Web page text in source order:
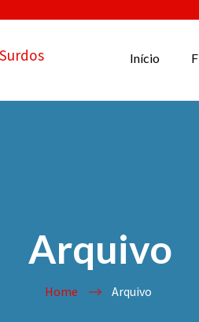
Início
Arquivo
Home Arquivo